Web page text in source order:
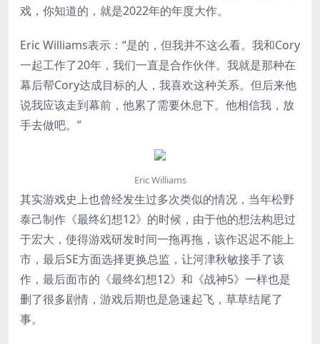
戏，你知道的，就是2022年的年度大作。
Eric Williams表示：“是的，但我并不这么看。我和Cory
一起工作了20年，我们一直是合作伙伴。我就是那种在
幕后帮Cory达成目标的人，我喜欢这种关系。但后来他
说我应该走到幕前，他累了需要休息下。他相信我，放
手去做吧。”
Eric Williams
其实游戏史上也曾经发生过多次类似的情况，当年松野
泰己制作《最终幻想12》的时候，由于他的想法构思过
于宏大，使得游戏研发时间一拖再拖，该作迟迟不能上
市，最后SE方面选择更换总监，让河津秋敏接手了该
作，最后面市的《最终幻想12》和《战神5》一样也是
删了很多剧情，游戏后期也是急速起飞，草草结尾了
事。